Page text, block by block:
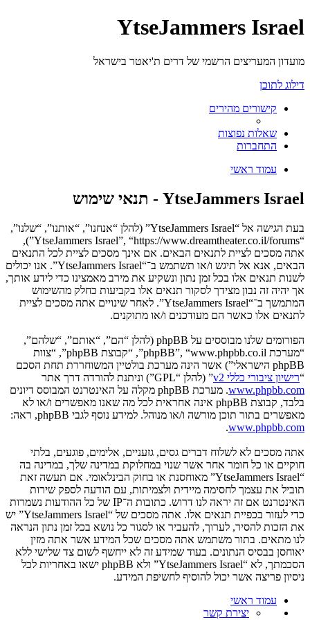
YtseJammers Israel
מועדון המעריצים הרשמי של דרים ת'יאטר בישראל
דילוג לתוכן
קישורים מהירים
שאלות נפוצות
התחברות
עמוד ראשי
YtseJammers Israel - תנאי שימוש
בעת הגישה אל “YtseJammers Israel” (להלן “אנחנו”, “אותנו”, “שלנו”,
“YtseJammers Israel”, “https://www.dreamtheater.co.il/forums”),
אתה מסכים לציית לתנאים הבאים. אם אינך מסכים לציית לכל התנאים
הבאים, אנא אל תיגש ו/או תשתמש ב־“YtseJammers Israel”. אנו יכולים
לשנות תנאים אלו בכל זמן נתון ונשקיע את מירב מאמצינו כדי לידע אותך,
אך יהיה זה נבון מצידך לסקור תנאים אלו בקביעות כחלק מהשימוש
המתמשך ב־“YtseJammers Israel”. לאחר שינויים אתה מסכים לציית
לתנאים אלו כאשר הם מעודכנים ו/או מתוקנים.
הפורומים שלנו מבוססים על phpBB (להלן “הם”, “אותם”, “שלהם”,
“מערכת phpBB”, “www.phpbb.co.il”, “קבוצת phpBB”, “צוות
phpBB הישראלי”) אשר הינה מערכת בולטיין המשוחררת תחת הסכם
“רישיון ציבורי כללי v2
” (להלן “GPL”) וניתנת להורדה דרך אתר
www.phpbb.com
. מערכת phpBB מקלה על האינטרנט המבוסס דיונים
בלבד, קבוצת phpBB אינה אחראית לכל מה שאנו מאפשרים ו/או לא
מאפשרים בתור תוכן מורשה ו/או מנוהל. למידע נוסף לגבי phpBB, ראה:
www.phpbb.com
.
אתה מסכים לא לשלוח דברים גסים, גזעניים, אלימים, פוגעים, בלתי
חוקיים או כל חומר אחר אשר שנוי במחלוקת במדינה שלך, במדינה בה
“YtseJammers Israel” מאוחסנת או בחוק הבינלאומי. אם תעשה זאת
תוביל את עצמך לחסימה מיידית ולצמיתות, עם הודעה לספק שירות
האינטרנט אם זה יראה לנו דרוש. כתובות ה־IP של כל ההודעות נשמרות
כדי לעזור בכפיית תנאים אלו. אתה מסכים של “YtseJammers Israel” יש
את הזכות להסיר, לערוך, להעביר או לסגור כל נושא בכל זמן נתון הנראה
לנו מתאים. בתור משתמש אתה מסכים שכל המידע אשר אתה מזין
יאוחסן בבסיס הנתונים. בעוד שמידע זה לא ייחשף לשום צד שלישי ללא
הסכמתך, לא “YtseJammers Israel” ולא phpBB ישאו באחריות לכל
ניסיון פריצה אשר יכול להוסיף לחשיפת המידע.
עמוד ראשי
יצירת קשר